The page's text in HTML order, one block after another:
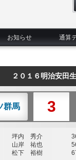
お知らせ 通算
２０１６明治安田
群馬 3
坪内 秀介
山岸 祐也
松下 裕樹